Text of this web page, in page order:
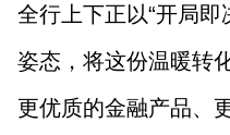
全行上下正以“开局
姿态，将这份温暖转
更优质的金融产品、